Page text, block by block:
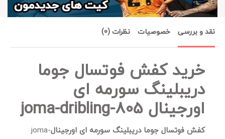
نقد و بررسی خصوصیات نظرات (0)
خرید کفش فوتسال جوما
دریبلینگ سورمه ای
اورجینال joma-dribling-805
کفش فوتسال جوما دریبلینگ سورمه ای اورجینالjoma-